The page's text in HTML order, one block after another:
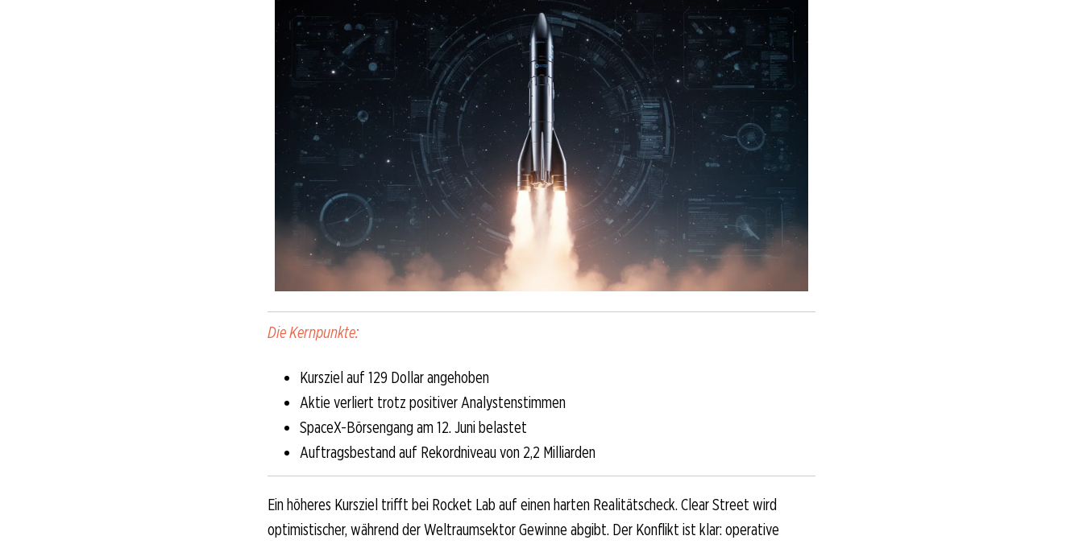
Die Kernpunkte:
Kursziel auf 129 Dollar angehoben
Aktie verliert trotz positiver Analystenstimmen
SpaceX-Börsengang am 12. Juni belastet
Auftragsbestand auf Rekordniveau von 2,2 Milliarden
Ein höheres Kursziel trifft bei Rocket Lab auf einen harten Realitätscheck. Clear Street wird
optimistischer, während der Weltraumsektor Gewinne abgibt. Der Konflikt ist klar: operative